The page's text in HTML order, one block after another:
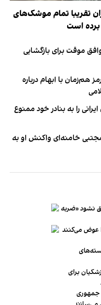
تقریبا تمام موشک‌های
برده است
موقت برای بازگشایی
با ابهام درباره
را به بنادر خود ممنوع
خامنه‌ای واکنش او به
نشود «ضربه
عوض می‌کنند
برای
جمهوری